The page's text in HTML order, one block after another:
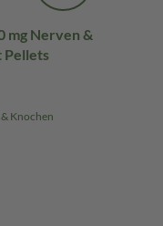
mg Nerven &
60 St Pellets
Knochen